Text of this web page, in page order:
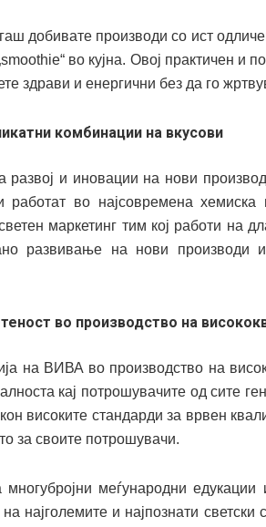
добивате производи со ист
во кујна. Овој практичен и
здрави и енергични без да го
комбинации на вкусови
и иновации на нови
работат во најсовремена
маркетинг тим кој работи на
развивање на нови производи
во производство на
на ВИВА во производство на
кај потрошувачите од сите
високите стандарди за врвен
за своите потрошувачи.
многубројни меѓународни
најголемите и најпознати